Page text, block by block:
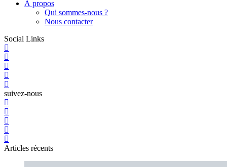
À propos
Qui sommes-nous ?
Nous contacter
Social Links
suivez-nous
Articles récents